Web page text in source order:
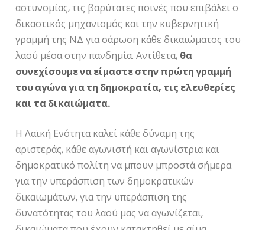
αστυνομίας, τις βαρύτατες ποινές που επιβάλει ο
δικαστικός μηχανισμός και την κυβερνητική
γραμμή της ΝΔ για σάρωση κάθε δικαιώματος του
λαού μέσα στην πανδημία. Αντίθετα, θα
συνεχίσουμε να είμαστε στην πρώτη γραμμή
του αγώνα για τη δημοκρατία, τις ελευθερίες
και τα δικαιώματα.
Η Λαϊκή Ενότητα καλεί κάθε δύναμη της
αριστεράς, κάθε αγωνιστή και αγωνίστρια και
δημοκρατικό πολίτη να μπουν μπροστά σήμερα
για την υπεράσπιση των δημοκρατικών
δικαιωμάτων, για την υπεράσπιση της
δυνατότητας του λαού μας να αγωνίζεται,